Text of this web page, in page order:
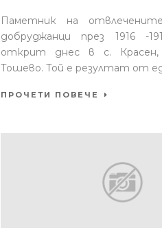
Паметник на
добруджанци през 1916 -
открит днес в с. Красен,
Тошево. Той е резултат от
ПРОЧЕТИ ПОВЕЧЕ